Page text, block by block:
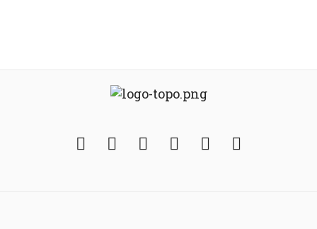
FacebookTwitter Instagram
YouTubeFickr